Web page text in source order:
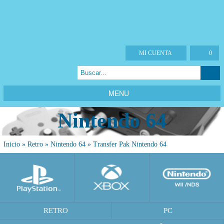
0
MI CUENTA
MENU
Nintendo 64
Inicio » Retro » Nintendo 64 » Transfer Pak Nintendo 64
RETRO PC